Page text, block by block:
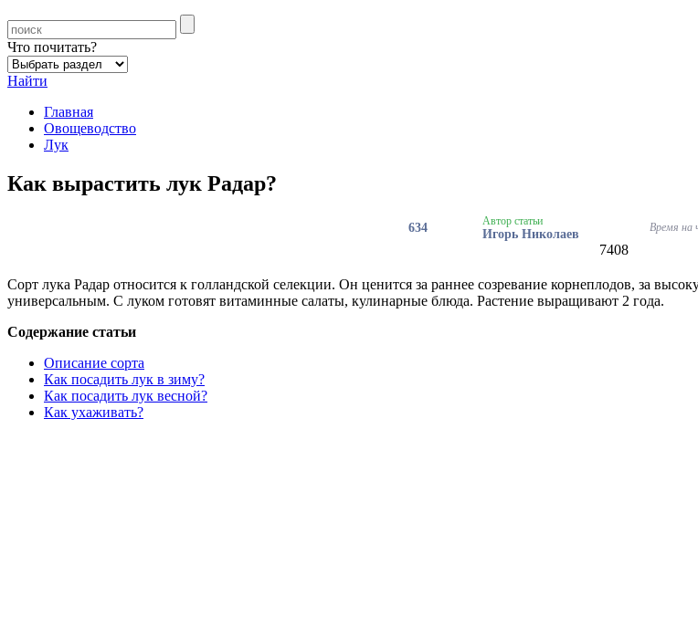
Что почитать?
Найти
Главная
Овощеводство
Лук
Как вырастить лук Радар?
634 Автор статьи
Игорь Николаев Время на
7408
Сорт лука Радар относится к голландской селекции. Он ценится за раннее созревание корнеплодов, за
универсальным. С луком готовят витаминные салаты, кулинарные блюда. Растение выращивают 2 года.
Содержание статьи
Описание сорта
Как посадить лук в зиму?
Как посадить лук весной?
Как ухаживать?